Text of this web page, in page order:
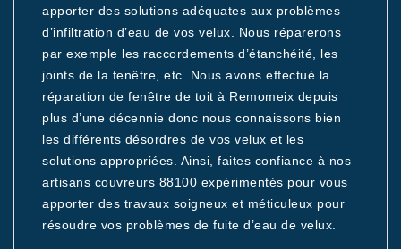
apporter des solutions adéquates aux problèmes
d’infiltration d’eau de vos velux. Nous réparerons
par exemple les raccordements d’étanchéité, les
joints de la fenêtre, etc. Nous avons effectué la
réparation de fenêtre de toit à Remomeix depuis
plus d’une décennie donc nous connaissons bien
les différents désordres de vos velux et les
solutions appropriées. Ainsi, faites confiance à nos
artisans couvreurs 88100 expérimentés pour vous
apporter des travaux soigneux et méticuleux pour
résoudre vos problèmes de fuite d’eau de velux.